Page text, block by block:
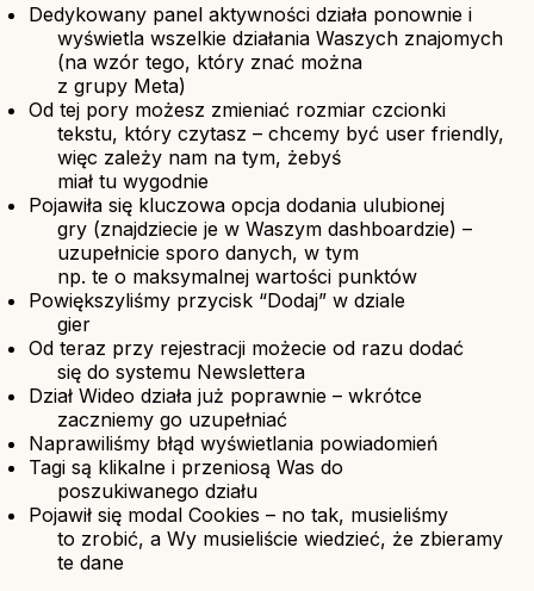
Dedykowany panel aktywności działa ponownie i
wyświetla wszelkie działania Waszych znajomych
(na wzór tego, który znać można
z grupy Meta)
Od tej pory możesz zmieniać rozmiar czcionki
tekstu, który czytasz – chcemy być user friendly,
więc zależy nam na tym, żebyś
miał tu wygodnie
Pojawiła się kluczowa opcja dodania ulubionej
gry (znajdziecie je w Waszym dashboardzie) –
uzupełnicie sporo danych, w tym
np. te o maksymalnej wartości punktów
Powiększyliśmy przycisk “Dodaj” w dziale
gier
Od teraz przy rejestracji możecie od razu dodać
się do systemu Newslettera
Dział Wideo działa już poprawnie – wkrótce
zaczniemy go uzupełniać
Naprawiliśmy błąd wyświetlania powiadomień
Tagi są klikalne i przeniosą Was do
poszukiwanego działu
Pojawił się modal Cookies – no tak, musieliśmy
to zrobić, a Wy musieliście wiedzieć, że zbieramy
te dane